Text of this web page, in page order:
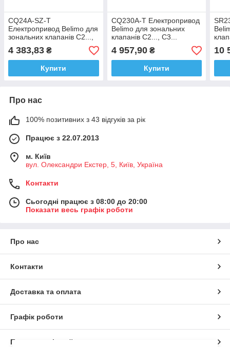
CQ24A-SZ-T
Електропривод Belimo для
зональних клапанів C2...,
C3...
4 383,83 ₴
Купити
CQ230A-T Електропривод
Belimo для зональних
клапанів C2..., C3...
4 957,90₴
Купити
10
Про нас
100% позитивних з 43 відгуків за рік
Працює з 22.07.2013
м. Київ
вул. Олександри Екстер, 5, Київ, Україна
Контакти
Сьогодні працює з 08:00 до 20:00
Показати весь графік роботи
Про нас
Контакти
Доставка та оплата
Графік роботи
Повна версія сайту